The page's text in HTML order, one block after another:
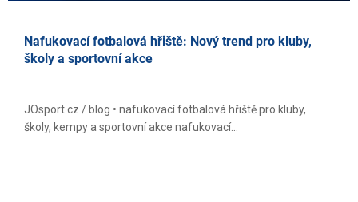
Nafukovací fotbalová hřiště: Nový trend pro kluby,
školy a sportovní akce
JOsport.cz / blog • nafukovací fotbalová hřiště pro kluby,
školy, kempy a sportovní akce nafukovací...